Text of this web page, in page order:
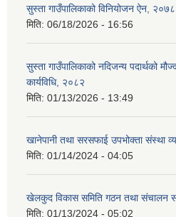
सुस्ता गाउँपालिकाको विनियोजन ऐन, २०७८
मिति: 06/18/2026 - 16:56
सुस्ता गाउँपालिकाको नदिजन्य पदार्थको
कार्यविधि, २०८२
मिति: 01/13/2026 - 13:49
खानेपानी तथा सरसफाई उपभोक्ता संस्था
मिति: 01/14/2024 - 04:05
खेलकुद विकास समिति गठन तथा संचालन
मिति: 01/13/2024 - 05:02